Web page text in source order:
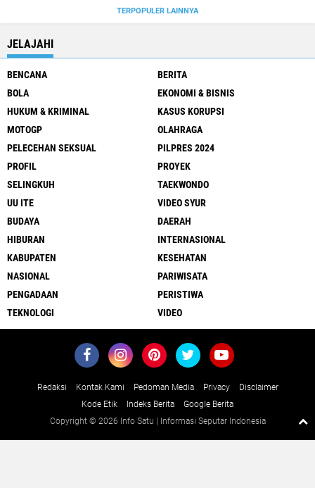
TERPOPULER LAINNYA
JELAJAHI
BENCANA
BERITA
BOLA
EKONOMI & BISNIS
HUKUM & KRIMINAL
KASUS KORUPSI
MOTOGP
OLAHRAGA
PELECEHAN SEKSUAL
PILPRES 2024
PROFIL
PROYEK
SELINGKUH
TAEKWONDO
UU ITE
VIDEO SYUR
BUDAYA
DAERAH
HIBURAN
INTERNASIONAL
KABUPATEN
KESEHATAN
NASIONAL
PARIWISATA
PENGADAAN
PERISTIWA
TEKNOLOGI
VIDEO
Redaksi Kontak Kami Pedoman Media Privacy
Disclaimer
Kode Etik
Indeks Berita
Google Berita
Copyright © 2026 Info Satu | Informasi Seputar Indonesia